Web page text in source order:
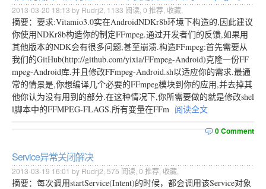
2013-03-20 18:13 by Rudrj2, 1133 阅读, 0 推荐, 收藏
摘要：要求:Vitamio3.0实在AndroidNDKr8b环境下构造的,因此建议
你使用NDKr8b构造你的制定FFmpeg.通过开发者们的反馈,如果用
其他版本的NDK会有很多问题,甚至崩溃.构造FFmpeg:首先需要从
我们的GitHub(http://github.com/yixia/FFmpeg-Android)克隆一份FF
mpeg-Android库.并且修改FFmpeg-Android.sh以适应你的需求.最通
常的情景是,你想编译几个必要的FFmpeg模块到你的应用,并去掉其
他你认为没有用到的部分.在这种情况下,你所需要做的就是修改shel
l脚本中的FFMPEG-FLAGS.所有变量在FFm 阅读全文
0 Comment
Service异常关闭解决
2013-03-19 16:01 by Rudrj2, 575 阅读, 0 推荐, 收藏
摘要：每次调用startService(Intent)的时候，都会调用该Service对象